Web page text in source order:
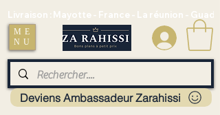
ME
NU
.
Livraison : Mayotte - France - La réunion -
Deviens Ambassadeur Zarahissi